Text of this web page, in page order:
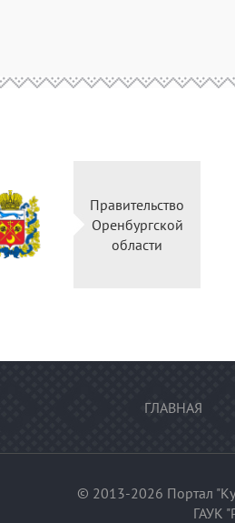
Правительство
Оренбургской
области
ГЛАВНАЯ
© 2013-2026 Портал
ГАУК